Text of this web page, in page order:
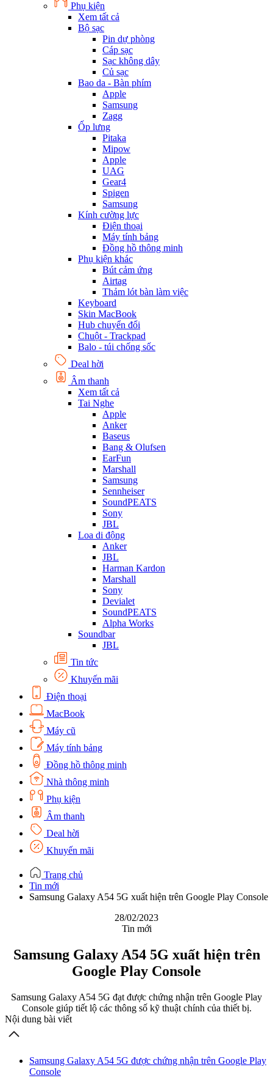
Phụ kiện
Xem tất cả
Bộ sạc
Pin dự phòng
Cáp sạc
Sạc không dây
Củ sạc
Bao da - Bàn phím
Apple
Samsung
Zagg
Ốp lưng
Pitaka
Mipow
Apple
UAG
Gear4
Spigen
Samsung
Kính cường lực
Điện thoại
Máy tính bảng
Đồng hồ thông minh
Phụ kiện khác
Bút cảm ứng
Airtag
Thảm lót bàn làm việc
Keyboard
Skin MacBook
Hub chuyển đổi
Chuột - Trackpad
Balo - túi chống sốc
Deal hời
Âm thanh
Xem tất cả
Tai Nghe
Apple
Anker
Baseus
Bang & Olufsen
EarFun
Marshall
Samsung
Sennheiser
SoundPEATS
Sony
JBL
Loa di động
Anker
JBL
Harman Kardon
Marshall
Sony
Devialet
SoundPEATS
Alpha Works
Soundbar
JBL
Tin tức
Khuyến mãi
Điện thoại
MacBook
Máy cũ
Máy tính bảng
Đồng hồ thông minh
Nhà thông minh
Phụ kiện
Âm thanh
Deal hời
Khuyến mãi
Trang chủ
Tin mới
Samsung Galaxy A54 5G xuất hiện trên Google Play Console
28/02/2023
Tin mới
Samsung Galaxy A54 5G xuất hiện trên
Google Play Console
Samsung Galaxy A54 5G đạt được chứng nhận trên Google Play
Console giúp tiết lộ các thông số kỹ thuật chính của thiết bị.
Nội dung bài viết
Samsung Galaxy A54 5G được chứng nhận trên Google Play
Console